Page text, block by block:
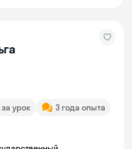
за урок
3 года опыта